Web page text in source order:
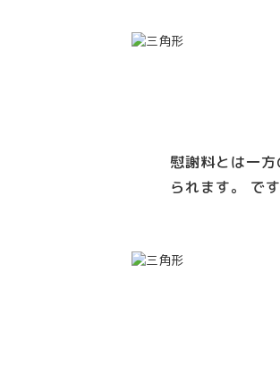
慰謝料とは一
られます。 で